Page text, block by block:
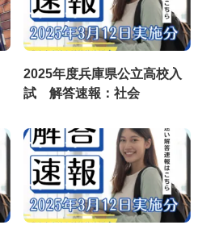
2025年度兵庫県公立高校入
試 解答速報：社会